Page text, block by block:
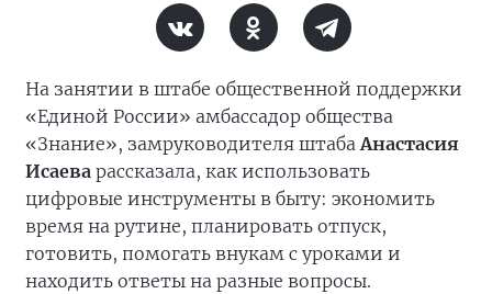
На занятии в штабе общественной поддержки
«Единой России» амбассадор общества
«Знание», замруководителя штабаАнастасия
Исаева рассказала, как использовать
цифровые инструменты в быту: экономить
время на рутине, планировать отпуск,
готовить, помогать внукам с уроками и
находить ответы на разные вопросы.